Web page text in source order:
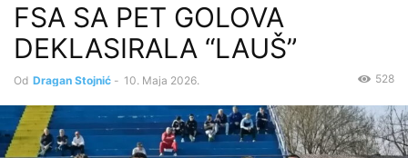
FSA SA PET GOLOVA
DEKLASIRALA “LAUŠ”
Od Dragan Stojnić - 10. Maja 2026. 528